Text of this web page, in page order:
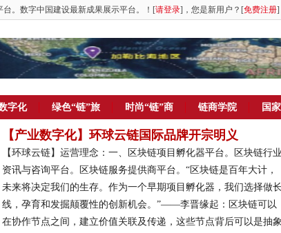
。数字中国建设最新成果展示平台。！[请登录]，您是新用户？[免费注册]
字化 绿色“链”旅 时尚“链”商 链商学院 国
【产业数字化】环球云链国际品牌开宗明义
【环球云链】运营理念：一、区块链项目孵化器平台。区块链行业
资讯与咨询平台。区块链服务提供商平台。“区块链是百年大计，
未来将决定我们的生存。作为一个早期项目孵化器，我们选择做长
线，孕育和发掘颠覆性的创新机会。”——李晋缘起：区块链可以
在协作节点之间，建立价值关联及传递，这些节点背后可以是抽象